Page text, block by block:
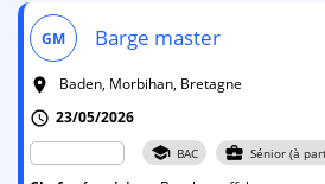
GM Barge master
room
Baden, Morbihan, Bretagne
schedule 23/05/2026
school BAC business_center Sénior (à